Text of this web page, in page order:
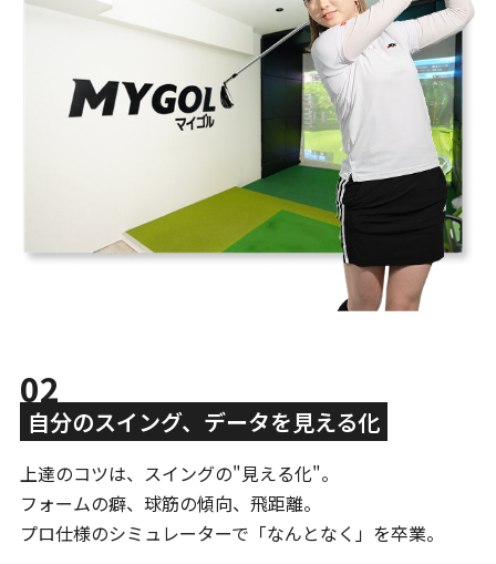
02
自分のスイング、データを見える化
上達のコツは、スイングの"見える化"。
フォームの癖、球筋の傾向、飛距離。
プロ仕様のシミュレーターで「なんとなく」を卒業。